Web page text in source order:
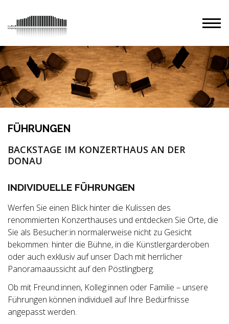
FÜHRUNGEN
BACKSTAGE IM KONZERTHAUS AN DER
DONAU
INDIVIDUELLE FÜHRUNGEN
Werfen Sie einen Blick hinter die Kulissen des
renommierten Konzerthauses und entdecken Sie Orte, die
Sie als Besucher:in normalerweise nicht zu Gesicht
bekommen: hinter die Bühne, in die Künstlergarderoben
oder auch exklusiv auf unser Dach mit herrlicher
Panoramaaussicht auf den Pöstlingberg.
Ob mit Freund:innen, Kolleg:innen oder Familie – unsere
Führungen können individuell auf Ihre Bedürfnisse
angepasst werden.